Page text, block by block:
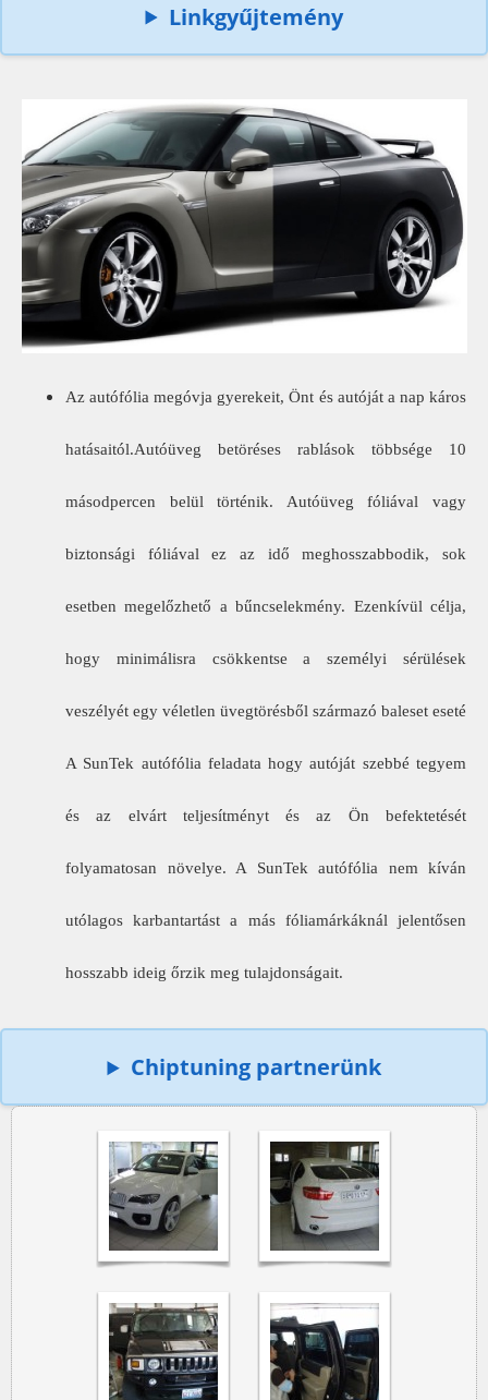
Linkgyűjtemény
Az autófólia megóvja gyerekeit, Önt és autóját a nap káros
hatásaitól.Autóüveg betöréses rablások többsége 10
másodpercen belül történik. Autóüveg fóliával vagy
biztonsági fóliával ez az idő meghosszabbodik, sok
esetben megelőzhető a bűncselekmény. Ezenkívül célja,
hogy minimálisra csökkentse a személyi sérülések
veszélyét egy véletlen üvegtörésből származó baleset eseté
A SunTek autófólia feladata hogy autóját szebbé tegyem
és az elvárt teljesítményt és az Ön befektetését
folyamatosan növelye. A SunTek autófólia nem kíván
utólagos karbantartást a más fóliamárkáknál jelentősen
hosszabb ideig őrzik meg tulajdonságait.
Chiptuning partnerünk